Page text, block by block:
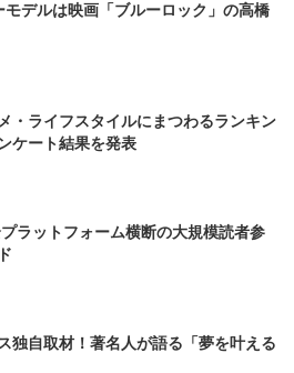
デルは映画「ブルーロック」の高橋
・ライフスタイルにまつわるランキン
ケート結果を発表
ラットフォーム横断の大規模読者参
独自取材！著名人が語る「夢を叶える